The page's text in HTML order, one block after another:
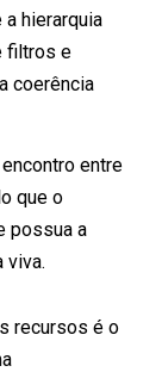
a hierarquia
filtros e
coerência
entre
que o
possua a
viva.
recursos é o